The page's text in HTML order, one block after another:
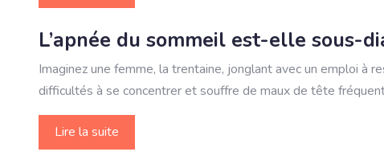
L’apnée du sommeil est-elle sous-
Imaginez une femme, la trentaine, jonglant avec un emploi
difficultés à se concentrer et souffre de maux de tête
Lire la suite